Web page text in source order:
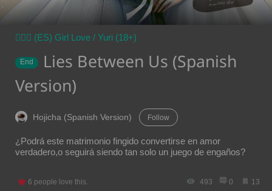
👩‍❤️‍👩 (ES) Girl Love / Yuri (18+)
End
Lies Between Us (Spanish
Version)
Hojicha (Spanish Version) Follow
¿Podrá este matrimonio fingido convertirse en amor
verdadero,o seguirá siendo tan solo un juego de engaños?
6 people love this. 493 0 13